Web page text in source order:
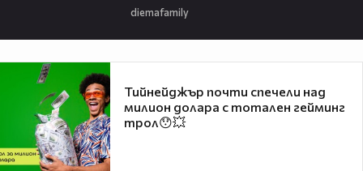
diemafamily
Тийнейджър почти спечели над
милион долара с тотален гейминг
трол😯💥